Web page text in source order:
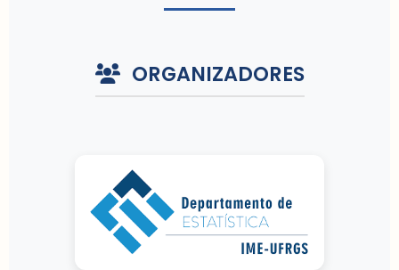
ORGANIZADORES